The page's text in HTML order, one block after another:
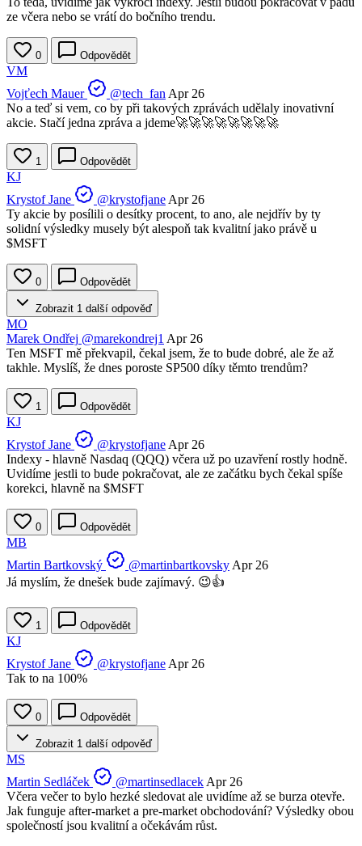
ze včera nebo se vrátí do bočního trendu.
0 Odpovědět
VM
Vojťech Mauer
@tech_fan Apr 26
No a teď si vem, co by při takových zprávách udělaly inovativní
akcie. Stačí jedna zpráva a jdeme🚀🚀🚀🚀🚀🚀🚀🚀
1 Odpovědět
KJ
Krystof Jane
@krystofjane Apr 26
Ty akcie by posílili o desítky procent, to ano, ale nejdřív by ty
solidní výsledky musely být alespoň tak kvalitní jako právě u
$MSFT
0 Odpovědět
Zobrazit 1 další odpověď
MO
Marek Ondřej @marekondrej1 Apr 26
Ten MSFT mě překvapil, čekal jsem, že to bude dobré, ale že až
takhle. Myslíš, že dnes poroste SP500 díky těmto trendům?
1 Odpovědět
KJ
Krystof Jane
@krystofjane Apr 26
Indexy - hlavně Nasdaq (QQQ) včera už po uzavření rostly hodně.
Uvidíme jestli to bude pokračovat, ale ze začátku bych čekal spíše
korekci, hlavně na $MSFT
0 Odpovědět
MB
Martin Bartkovský
@martinbartkovsky Apr 26
Já myslím, že dnešek bude zajímavý. 😉👍
1 Odpovědět
KJ
Krystof Jane
@krystofjane Apr 26
Tak to na 100%
0 Odpovědět
Zobrazit 1 další odpověď
MS
Martin Sedláček
@martinsedlacek Apr 26
Včera večer to bylo hezké sledovat ale uvidíme až se burza otevře.
Jak funguje after-market a pre-market obchodování? Výsledky obou
společností jsou kvalitní a očekávám růst.